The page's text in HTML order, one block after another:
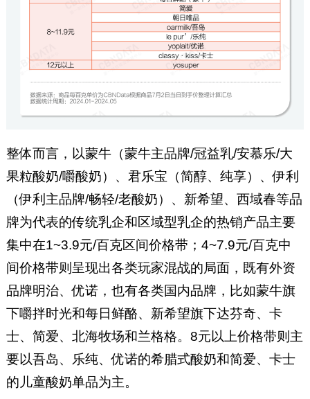
整体而言，以蒙牛（蒙牛主品牌/冠益乳/安慕乐/大
果粒酸奶/嚼酸奶）、君乐宝（简醇、纯享）、伊利
（伊利主品牌/畅轻/老酸奶）、新希望、西域春等品
牌为代表的传统乳企和区域型乳企的热销产品主要
集中在1~3.9元/百克区间价格带；4~7.9元/百克中
间价格带则呈现出各类玩家混战的局面，既有外资
品牌明治、优诺，也有各类国内品牌，比如蒙牛旗
下嚼拌时光和每日鲜酪、新希望旗下达芬奇、卡
士、简爱、北海牧场和兰格格。8元以上价格带则主
要以吾岛、乐纯、优诺的希腊式酸奶和简爱、卡士
的儿童酸奶单品为主。